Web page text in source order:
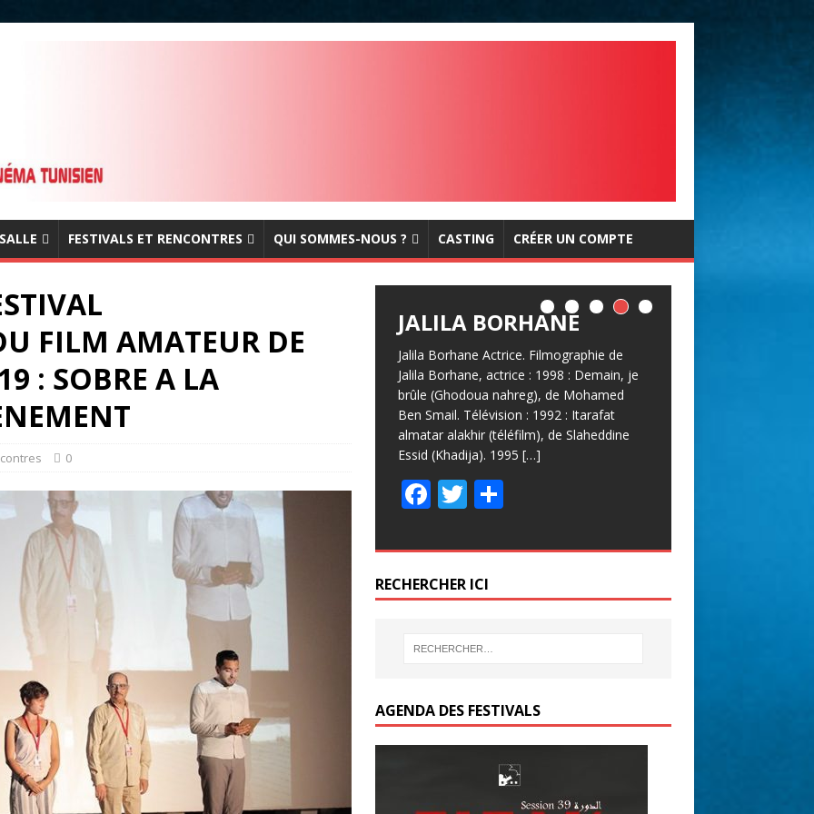
FESTIVALS ET RENCONTRES QUI SOMMES-NOUS ? CASTING CRÉER UN COMPTE
FILM AMATEUR DE
: SOBRE A LA
0
JALILA BORHANE
Jalila Borhane Actrice. Filmographie de
Jalila Borhane, actrice : 1998 : Demain, je
brûle (Ghodoua nahreg), de Mohamed
Ben Smail. Télévision : 1992 : Itarafat
almatar alakhir (téléfilm), de Slaheddine
Essid (Khadija). 1995 […]
F
e
b
o
o
T
itt
er
P
ta
er
RECHERCHER ICI
AGENDA DES FESTIVALS